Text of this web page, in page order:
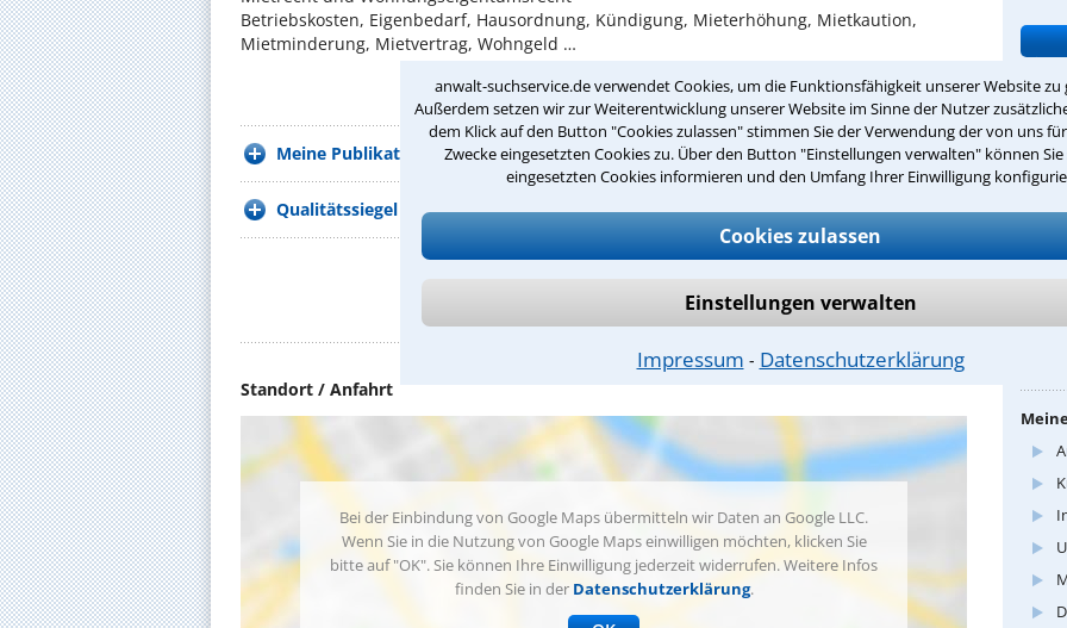
anwalt-suchservice.de verwendet Cookies, um die Funktionsfähigkeit unserer Website zu
Außerdem setzen wir zur Weiterentwicklung unserer Website im Sinne der Nutzer
dem Klick auf den Button "Cookies zulassen" stimmen Sie der Verwendung der von uns
Zwecke eingesetzten Cookies zu. Über den Button "Einstellungen verwalten" können
eingesetzten Cookies informieren und den Umfang Ihrer Einwilligung
Cookies zulassen
Einstellungen verwalten
Impressum ⁃ Datenschutzerklärung
Betriebskosten, Eigenbedarf, Hausordnung, Kündigung, Mieterhöhung, Mietkaution,
Mietminderung, Mietvertrag, Wohngeld …
Nachricht an meine Kanzlei
Meine Publikationen
Qualitätssiegel / Fortbildungszertifikate
Diesen Anwalt bewerten
Standort / Anfahrt
Bei der Einbindung von Google Maps übermitteln wir Daten an Google LLC.
Wenn Sie in die Nutzung von Google Maps einwilligen möchten, klicken Sie
bitte auf "OK". Sie können Ihre Einwilligung jederzeit widerrufen. Weitere Infos
finden Sie in der Datenschutzerklärung.
E-
und